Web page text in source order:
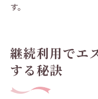
す。
継続利用でエ
する秘訣